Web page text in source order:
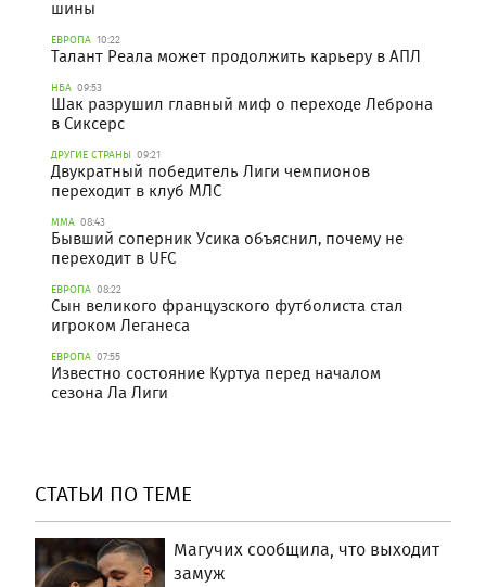
шины
ЕВРОПА 10:22
Талант Реала может продолжить карьеру в АПЛ
НБА 09:53
Шак разрушил главный миф о переходе Леброна
в Сиксерс
ДРУГИЕ СТРАНЫ 09:21
Двукратный победитель Лиги чемпионов
переходит в клуб МЛС
ММА 08:43
Бывший соперник Усика объяснил, почему не
переходит в UFC
ЕВРОПА 08:22
Сын великого французского футболиста стал
игроком Леганеса
ЕВРОПА 07:55
Известно состояние Куртуа перед началом
сезона Ла Лиги
СТАТЬИ ПО ТЕМЕ
Магучих сообщила, что выходит
замуж